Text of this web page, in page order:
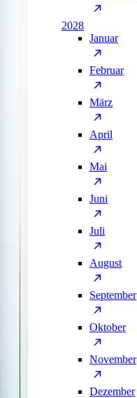
2028
Januar
Februar
März
April
Mai
Juni
Juli
August
September
Oktober
November
Dezember